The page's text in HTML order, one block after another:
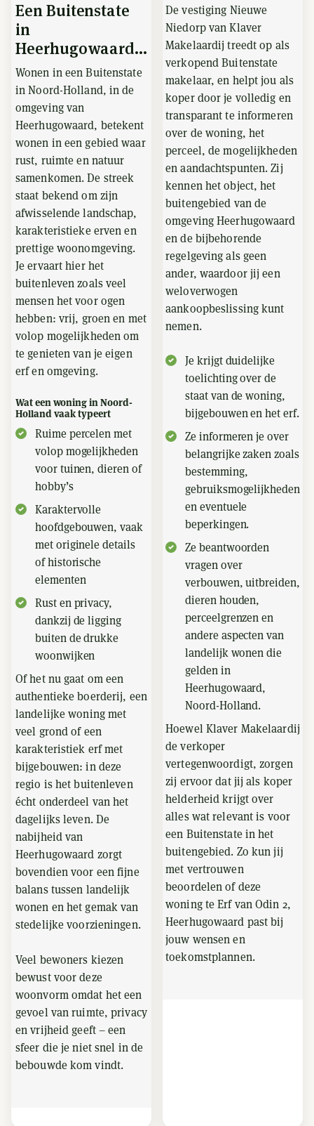
Een Buitenstate
in
Heerhugowaard...
Wonen in een Buitenstate
in Noord-Holland, in de
omgeving van
Heerhugowaard, betekent
wonen in een gebied waar
rust, ruimte en natuur
samenkomen. De streek
staat bekend om zijn
afwisselende landschap,
karakteristieke erven en
prettige woonomgeving.
Je ervaart hier het
buitenleven zoals veel
mensen het voor ogen
hebben: vrij, groen en met
volop mogelijkheden om
te genieten van je eigen
erf en omgeving.
Wat een woning in Noord-
Holland vaak typeert
Ruime percelen met
volop mogelijkheden
voor tuinen, dieren of
hobby’s
Karaktervolle
hoofdgebouwen, vaak
met originele details
of historische
elementen
Rust en privacy,
dankzij de ligging
buiten de drukke
woonwijken
Of het nu gaat om een
authentieke boerderij, een
landelijke woning met
veel grond of een
karakteristiek erf met
bijgebouwen: in deze
regio is het buitenleven
écht onderdeel van het
dagelijks leven. De
nabijheid van
Heerhugowaard zorgt
bovendien voor een fijne
balans tussen landelijk
wonen en het gemak van
stedelijke voorzieningen.
Veel bewoners kiezen
bewust voor deze
woonvorm omdat het een
gevoel van ruimte, privacy
en vrijheid geeft – een
sfeer die je niet snel in de
bebouwde kom vindt.
De vestiging Nieuwe
Niedorp van Klaver
Makelaardij treedt op als
verkopend Buitenstate
makelaar, en helpt jou als
koper door je volledig en
transparant te informeren
over de woning, het
perceel, de mogelijkheden
en aandachtspunten. Zij
kennen het object, het
buitengebied van de
omgeving Heerhugowaard
en de bijbehorende
regelgeving als geen
ander, waardoor jij een
weloverwogen
aankoopbeslissing kunt
nemen.
Je krijgt duidelijke
toelichting over de
staat van de woning,
bijgebouwen en het erf.
Ze informeren je over
belangrijke zaken zoals
bestemming,
gebruiksmogelijkheden
en eventuele
beperkingen.
Ze beantwoorden
vragen over
verbouwen, uitbreiden,
dieren houden,
perceelgrenzen en
andere aspecten van
landelijk wonen die
gelden in
Heerhugowaard,
Noord-Holland.
Hoewel Klaver Makelaardij
de verkoper
vertegenwoordigt, zorgen
zij ervoor dat jij als koper
helderheid krijgt over
alles wat relevant is voor
een Buitenstate in het
buitengebied. Zo kun jij
met vertrouwen
beoordelen of deze
woning te Erf van Odin 2,
Heerhugowaard past bij
jouw wensen en
toekomstplannen.